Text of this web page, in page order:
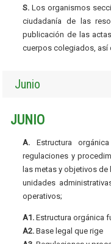
S. Los organismos
ciudadanía de las
publicación de las
cuerpos colegiados, así
Junio
JUNIO
A. Estructura
regulaciones y
las metas y objetivos de
unidades
operativos;
A1. Estructura orgánica
A2. Base legal que rige